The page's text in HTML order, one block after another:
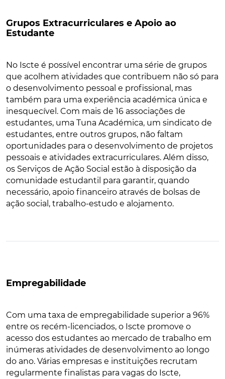
Grupos Extracurriculares e Apoio ao
Estudante
No Iscte é possível encontrar uma série de grupos
que acolhem atividades que contribuem não só para
o desenvolvimento pessoal e profissional, mas
também para uma experiência académica única e
inesquecível. Com mais de 16 associações de
estudantes, uma Tuna Académica, um sindicato de
estudantes, entre outros grupos, não faltam
oportunidades para o desenvolvimento de projetos
pessoais e atividades extracurriculares. Além disso,
os Serviços de Ação Social estão à disposição da
comunidade estudantil para garantir, quando
necessário, apoio financeiro através de bolsas de
ação social, trabalho-estudo e alojamento.
Empregabilidade
Com uma taxa de empregabilidade superior a 96%
entre os recém-licenciados, o Iscte promove o
acesso dos estudantes ao mercado de trabalho em
inúmeras atividades de desenvolvimento ao longo
do ano. Várias empresas e instituições recrutam
regularmente finalistas para vagas do Iscte,